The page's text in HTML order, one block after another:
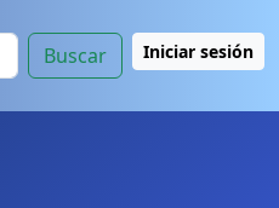
Buscar Iniciar sesión